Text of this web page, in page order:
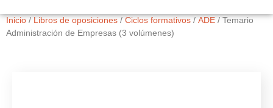
Inicio/Libros de oposiciones/Ciclos formativos/ADE/ Temario
Administración de Empresas (3 volúmenes)